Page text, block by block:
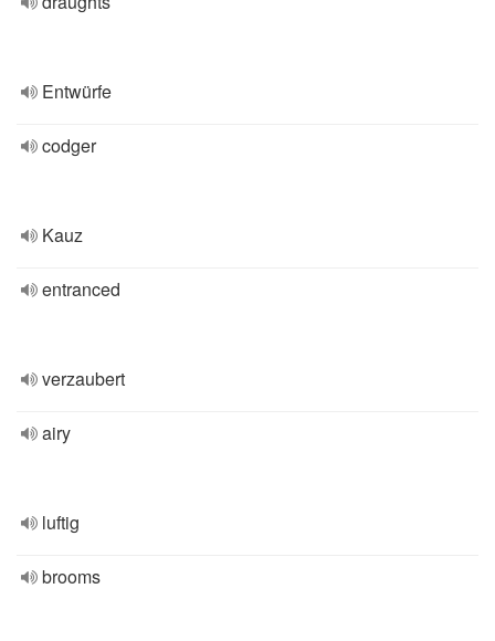
Entwürfe
codger
Kauz
entranced
verzaubert
airy
luftig
brooms